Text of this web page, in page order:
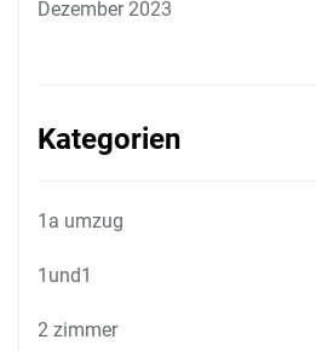
Dezember 2023
Kategorien
1a umzug
1und1
2 zimmer